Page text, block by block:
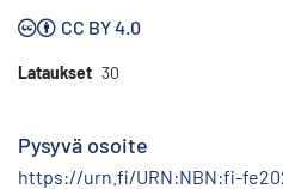
CC BY 4.0
Lataukset 30
Pysyvä osoite
https://urn.fi/URN:NBN:fi-